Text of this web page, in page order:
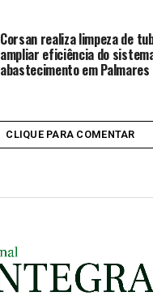
Corsan realiza limpeza de
ampliar eficiência do
abastecimento em Palmares
CLIQUE PARA COMENTAR